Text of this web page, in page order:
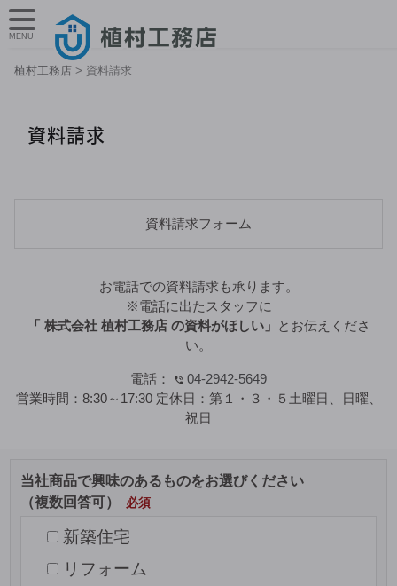
植村工務店 > 資料請求
資料請求
資料請求フォーム
お電話での資料請求も承ります。
※電話に出たスタッフに
「 株式会社 植村工務店 の資料がほしい」 とお伝えくださ
い。
電話：
04-2942-5649
営業時間： 8:30～17:30 定休日： 第１・３・５土曜日、日曜、
祝日
当社商品で興味のあるものをお選びください
（複数回答可）
新築住宅
リフォーム
MENU